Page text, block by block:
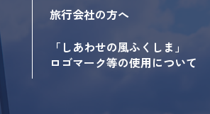
旅行会社の方へ
「しあわせの風ふくしま」
ロゴマーク等の使用について